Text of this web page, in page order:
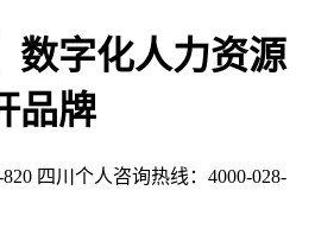
数字化人力资源
品牌
四川个人咨询热线：4000-028-